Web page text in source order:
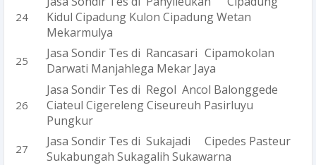
Kidul Cipadung Kulon Cipadung Wetan
Mekarmulya
Jasa Sondir Tes di Rancasari Cipamokolan
Darwati Manjahlega Mekar Jaya
Jasa Sondir Tes di Regol Ancol Balonggede
Ciateul Cigereleng Ciseureuh Pasirluyu
Pungkur
Jasa Sondir Tes di Sukajadi
Cipedes Pasteur
Sukabungah Sukagalih Sukawarna